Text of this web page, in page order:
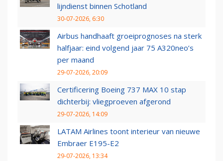
lijndienst binnen Schotland
30-07-2026, 6:30
Airbus handhaaft groeiprognoses na sterk
halfjaar: eind volgend jaar 75 A320neo’s
per maand
29-07-2026, 20:09
Certificering Boeing 737 MAX 10 stap
dichterbij: vliegproeven afgerond
29-07-2026, 14:09
LATAM Airlines toont interieur van nieuwe
Embraer E195-E2
29-07-2026, 13:34